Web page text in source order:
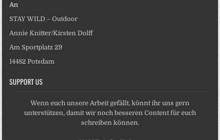
An
STAY WILD – Outdoor
Annie Knitter/Kirsten Dolff
Am Sportplatz 29
14482 Potsdam
SUPPORT US
Wenn euch unsere Arbeit gefällt, könnt ihr uns gern
unterstützen, damit wir noch besseren Content für euch
schreiben können.